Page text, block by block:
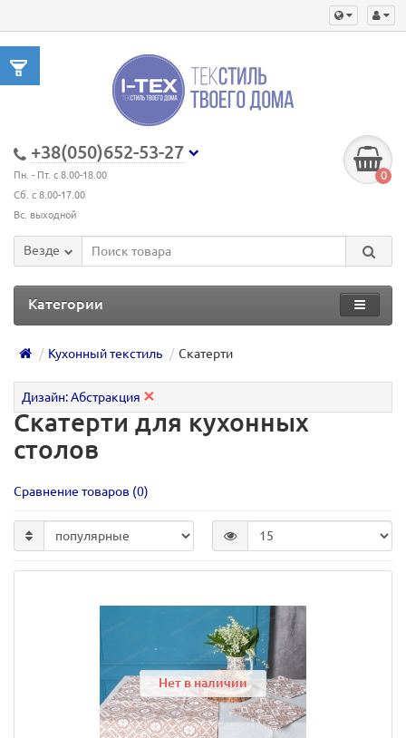
+38(050)652-53-27
Пн. - Пт. с 8.00-18.00
Сб. с 8.00-17.00
Вс. выходной
0
Везде
Категории
Кухонный текстиль Скатерти
Дизайн: Абстракция
Скатерти для кухонных
столов
Сравнение товаров (0)
Нет в наличии